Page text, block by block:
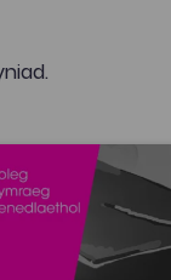
- Gwaith
cyhoeddi: 2014
astudio -